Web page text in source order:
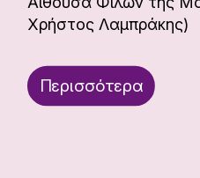
Χρήστος Λαμπράκης)
Περισσότερα